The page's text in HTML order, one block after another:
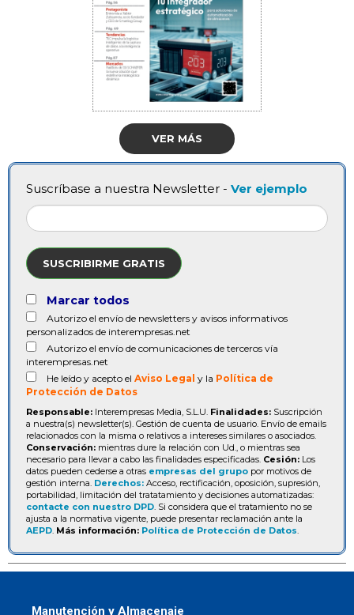
VER MÁS
Suscríbase a nuestra Newsletter - Ver ejemplo
SUSCRIBIRME GRATIS
Marcar todos
Autorizo el envío de newsletters y avisos informativos
personalizados de interempresas.net
Autorizo el envío de comunicaciones de terceros vía
interempresas.net
He leído y acepto el Aviso Legal y la Política de
Protección de Datos
Responsable: Interempresas Media, S.L.U. Finalidades: Suscripción
a nuestra(s) newsletter(s). Gestión de cuenta de usuario. Envío de emails
relacionados con la misma o relativos a intereses similares o asociados.
Conservación: mientras dure la relación con Ud., o mientras sea
necesario para llevar a cabo las finalidades especificadas. Cesión: Los
datos pueden cederse a otras empresas del grupo por motivos de
gestión interna. Derechos: Acceso, rectificación, oposición, supresión,
portabilidad, limitación del tratatamiento y decisiones automatizadas:
contacte con nuestro DPD. Si considera que el tratamiento no se
ajusta a la normativa vigente, puede presentar reclamación ante la
AEPD. Más información: Política de Protección de Datos.
Manutención y Almacenaje